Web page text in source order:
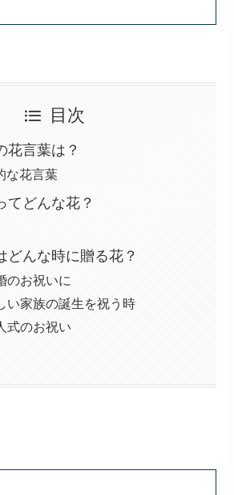
目次
花言葉は？
な花言葉
てどんな花？
どんな時に贈る花？
のお祝いに
い家族の誕生を祝う時
式のお祝い